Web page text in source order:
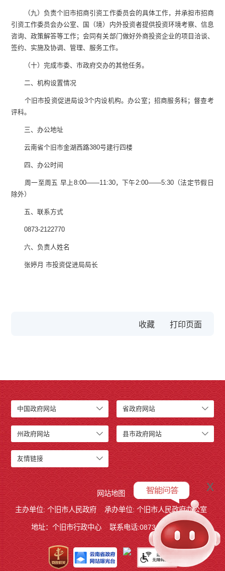
（九）负责个旧市招商引资工作委员会的具体工作，并承担市招商
引资工作委员会办公室、国（境）内外投资者提供投资环境考察、信息
咨询、政策解答等工作；会同有关部门做好外商投资企业的项目洽谈、
签约、实施及协调、管理、服务工作。
（十）完成市委、市政府交办的其他任务。
二、机构设置情况
个旧市投资促进局设3个内设机构。办公室；招商服务科；督查考
评科。
三、办公地址
云南省个旧市金湖西路380号建行四楼
四、办公时间
周一至周五 早上8:00——11:30，下午2:00——5:30（法定节假日
除外）
五、联系方式
0873-2122770
六、负责人姓名
张婷月 市投资促进局局长
收藏
中国政府网站 省政府网站
州政府网站 县市政府网站
友情链接
网站地图
主办单位: 个旧市人民政府
承办单位: 个旧市人民政府办公室
地址：个旧市行政中心 联系电话:0873－2123215
x